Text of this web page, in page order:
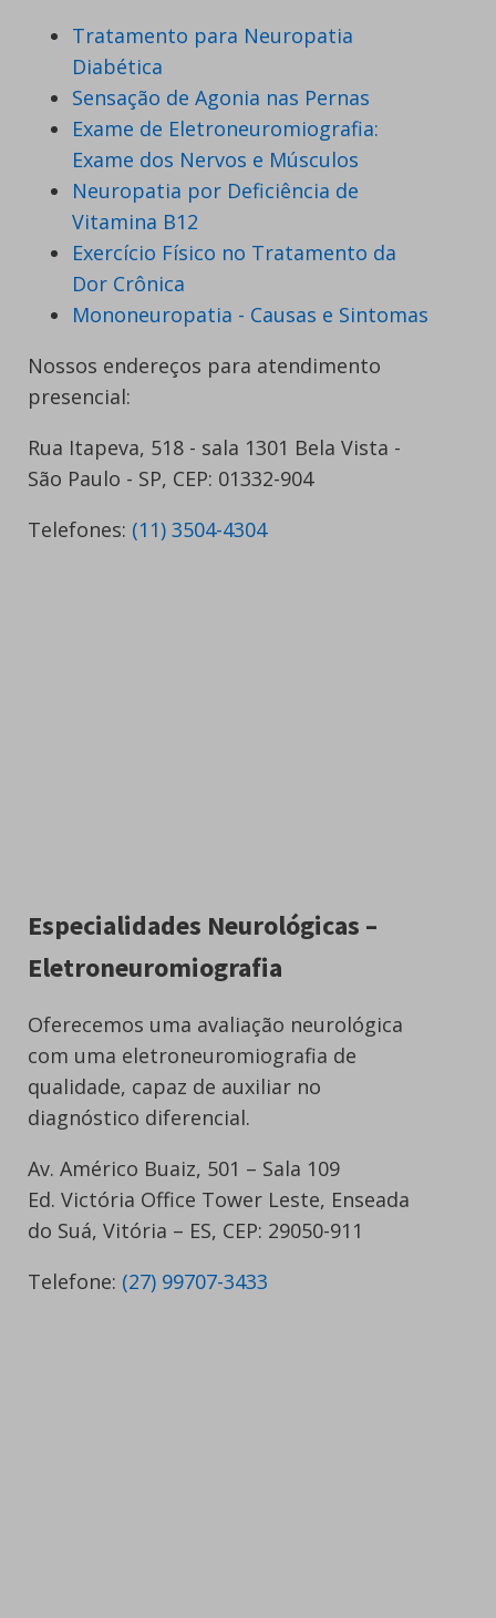
Tratamento para Neuropatia
Diabética
Sensação de Agonia nas Pernas
Exame de Eletroneuromiografia:
Exame dos Nervos e Músculos
Neuropatia por Deficiência de
Vitamina B12
Exercício Físico no Tratamento da
Dor Crônica
Mononeuropatia - Causas e Sintomas
Nossos endereços para atendimento
presencial:
Rua Itapeva, 518 - sala 1301 Bela Vista -
São Paulo - SP, CEP: 01332-904
Telefones: (11) 3504-4304
Especialidades Neurológicas –
Eletroneuromiografia
Oferecemos uma avaliação neurológica
com uma eletroneuromiografia de
qualidade, capaz de auxiliar no
diagnóstico diferencial.
Av. Américo Buaiz, 501 – Sala 109
Ed. Victória Office Tower Leste, Enseada
do Suá, Vitória – ES, CEP: 29050-911
Telefone: (27) 99707-3433